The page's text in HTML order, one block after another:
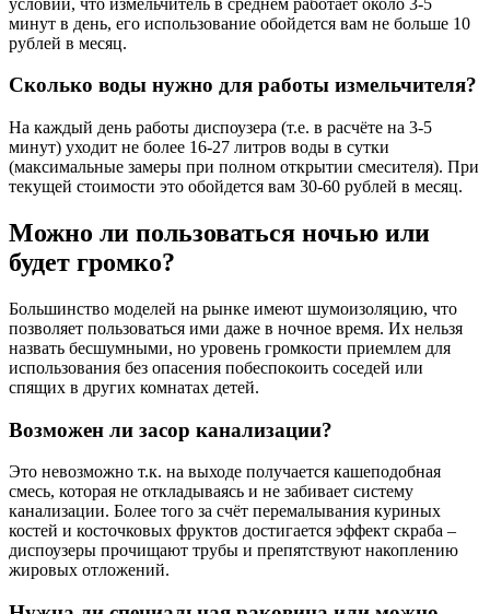
минут в день, его использование обойдется вам не больше 10
рублей в месяц.
Сколько воды нужно для работы измельчителя?
На каждый день работы диспоузера (т.е. в расчёте на 3-5
минут) уходит не более 16-27 литров воды в сутки
(максимальные замеры при полном открытии смесителя). При
текущей стоимости это обойдется вам 30-60 рублей в месяц.
Можно ли пользоваться ночью или
будет громко?
Большинство моделей на рынке имеют шумоизоляцию, что
позволяет пользоваться ими даже в ночное время. Их нельзя
назвать бесшумными, но уровень громкости приемлем для
использования без опасения побеспокоить соседей или
спящих в других комнатах детей.
Возможен ли засор канализации?
Это невозможно т.к. на выходе получается кашеподобная
смесь, которая не откладываясь и не забивает систему
канализации. Более того за счёт перемалывания куриных
костей и косточковых фруктов достигается эффект скраба –
диспоузеры прочищают трубы и препятствуют накоплению
жировых отложений.